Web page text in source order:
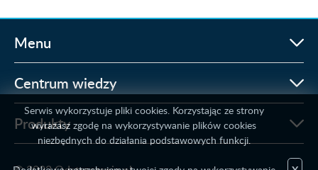
Menu
Centrum wiedzy
Produkty
Serwis wykorzystuje pliki cookies. Korzystając ze strony
wyrażasz zgodę na wykorzystywanie plików cookies
niezbędnych do działania podstawowych funkcji.